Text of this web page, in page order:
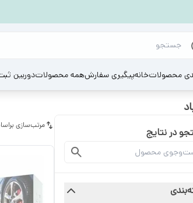
محصولاتخانهپیگیری سفارشهمه محصولاتدوربین
در نتایج
مرتب‌سازی